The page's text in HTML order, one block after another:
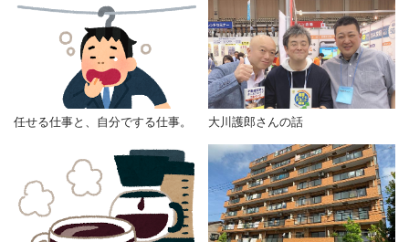
任せる仕事と、自分でする仕事。 大川護郎さんの話